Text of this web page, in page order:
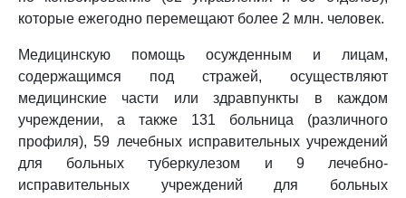
которые ежегодно перемещают более 2 млн. человек.
Медицинскую помощь осужденным и лицам,
содержащимся под стражей, осуществляют
медицинские части или здравпункты в каждом
учреждении, а также 131 больница (различного
профиля), 59 лечебных исправительных учреждений
для больных туберкулезом и 9 лечебно-
исправительных учреждений для больных